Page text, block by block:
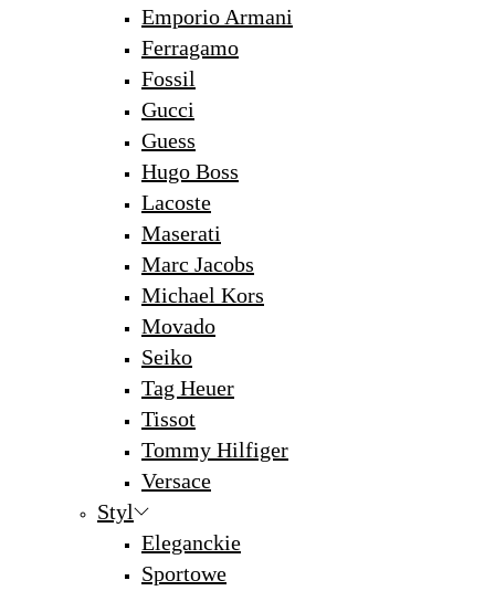
Emporio Armani
Ferragamo
Fossil
Gucci
Guess
Hugo Boss
Lacoste
Maserati
Marc Jacobs
Michael Kors
Movado
Seiko
Tag Heuer
Tissot
Tommy Hilfiger
Versace
Styl
Eleganckie
Sportowe